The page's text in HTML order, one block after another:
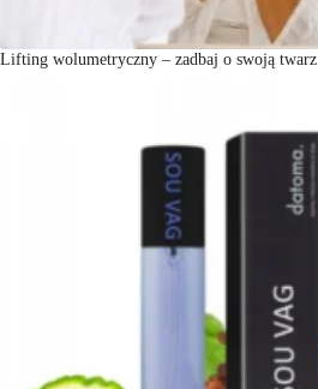
Lifting wolumetryczny – zadbaj o swoją twarz